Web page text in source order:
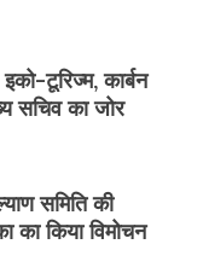
टूरिज्म, कार्बन
सचिव का जोर
समिति की
का किया विमोचन